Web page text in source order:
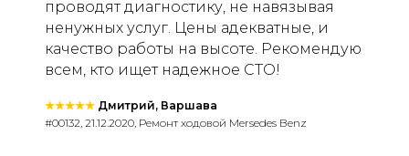
проводят диагностику, не навязывая
ненужных услуг. Цены адекватные, и
качество работы на высоте. Рекомендую
всем, кто ищет надежное СТО!
★★★★★ Дмитрий, Варшава
#00132, 21.12.2020, Ремонт ходовой Mersedes Benz